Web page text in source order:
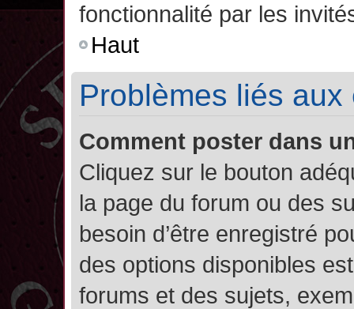
fonctionnalité par les
Haut
Problèmes liés
Comment poster dans
Cliquez sur le bouton
la page du forum ou des
besoin d’être enregistré
des options disponibles
forums et des sujets,